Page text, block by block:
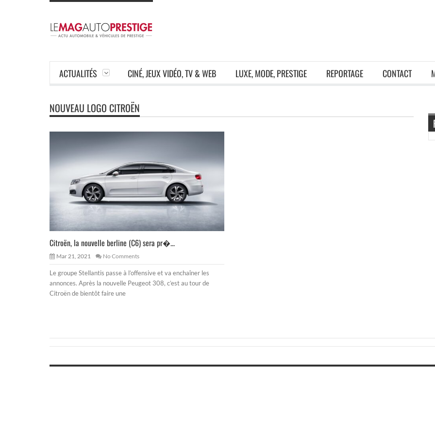
ACTUALITÉS CINÉ, JEUX VIDÉO, TV & WEB LUXE, MODE, PRESTIGE REPORTAGE CONTACT
NOUVEAU LOGO CITROËN
Citroën, la nouvelle berline (C6) sera pr�...
Mar 21, 2021 No Comments
Le groupe Stellantis passe à l’offensive et va enchaîner les
annonces. Après la nouvelle Peugeot 308, c’est au tour de
Citroën de bientôt faire une